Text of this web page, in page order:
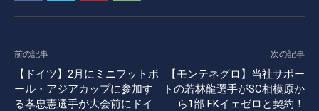
前の記事
【ドイツ】2月にミニフットボ
ール・アジアカップに参加す
る孝忠憲選手が大会前にドイ
次の記事
【モンテネグロ】当社サポー
トの若林龍選手がSC相模原か
ら1部 FKイェゼロと契約！